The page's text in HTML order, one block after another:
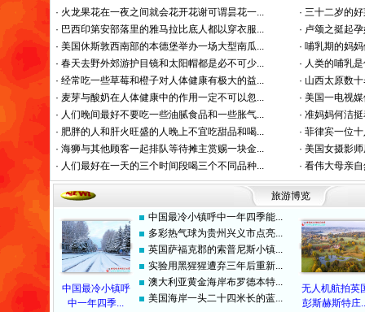
· 火龙果花在一夜之间就会花开花谢可谓昙花一...
· 巴西印第安部落里的雅马拉比底人都以穿衣服...
· 美国休斯敦西南部的本德堡举办一场大型南瓜...
· 春天去野外郊游护目镜和太阳帽都是必不可少...
· 经常吃一些草莓和橙子对人体健康有极大的益...
· 麦芽与酸奶在人体健康中的作用一定不可以忽...
· 人们晚间最好不要吃一些油腻食品和一些胀气...
· 肥胖的人和肝火旺盛的人晚上不宜吃甜品和喝...
· 海狮与其他顾客一起排队等待摊主赏赐一块金...
· 人们最好在一天的三个时间段喝三个不同品种...
· 三十二岁的
· 卢颂之挺起
· 哺乳期的妈
· 人类的哺乳
· 山西太原数
· 美国一电视
· 准妈妈何洁
· 菲律宾一位
· 美国女摄影
· 看伟大母亲
旅游博览
中国最冷小镇呼
中一年四季...
中国最冷小镇呼中一年四季能...
多彩热气球为贵州兴义市点亮...
英国萨福克郡的索普尼斯小镇...
实验用黑猩猩遭弃三年后重新...
澳大利亚黄金海岸布罗德本特...
美国海岸一头二十四米长的蓝...
无人机航拍英
彭斯赫斯特庄